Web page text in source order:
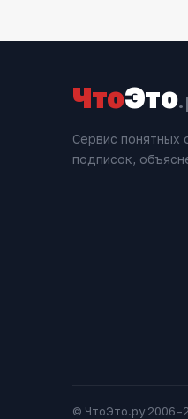
ЧтоЭто
Сервис понятных
подписок,
© ЧтоЭто.ру